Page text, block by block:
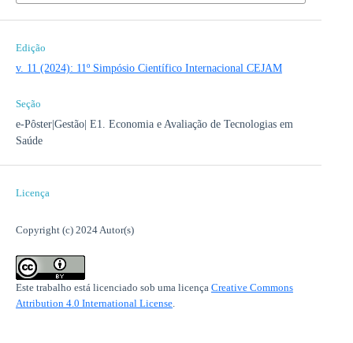
Edição
v. 11 (2024): 11º Simpósio Científico Internacional CEJAM
Seção
e-Pôster|Gestão| E1. Economia e Avaliação de Tecnologias em
Saúde
Licença
Copyright (c) 2024 Autor(s)
Este trabalho está licenciado sob uma licença Creative Commons
Attribution 4.0 International License.